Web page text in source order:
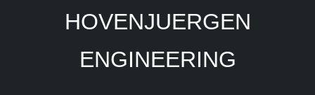
HOVENJUERGEN
ENGINEERING